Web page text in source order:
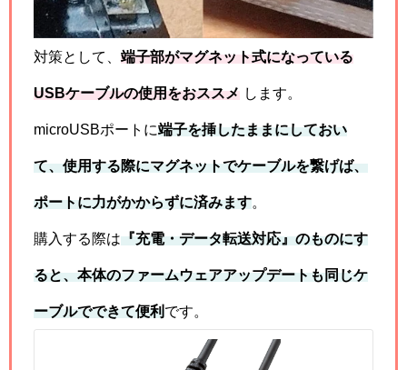
対策として、 端子部がマグネット式になっている
USBケーブルの使用をおススメ します。
microUSBポートに端子を挿したままにしておい
て、使用する際にマグネットでケーブルを繋げば、
ポートに力がかからずに済みます。
購入する際は『充電・データ転送対応』のものにす
ると、本体のファームウェアアップデートも同じケ
ーブルでできて便利 です。